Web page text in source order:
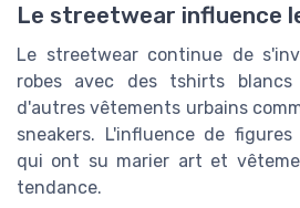
Le streetwear influence
Le streetwear continue de
robes avec des tshirts blancs
d'autres vêtements urbains
sneakers. L'influence de
qui ont su marier art et
tendance.